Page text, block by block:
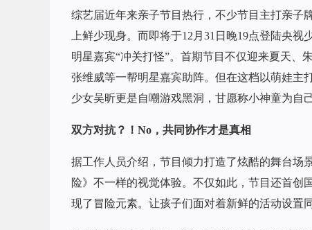
综艺届近年来亲子节目热行，不少节目主打亲子
上鲜少现身。而即将于12月31日晚19点登陆央
明星嘉宾“冲关打怪”。首期节目不仅迎来夏天、
张维威等一帮明星嘉宾助阵。但在这档以萌娃主
少女吴昕更是自嘲游戏黑洞，甘愿称小神童为自
双方对抗？！No，共同协作才是真相
据工作人员介绍，节目倾力打造了炫酷的舞台场
险》不一样的视觉体验。不仅如此，节目还首创
现了冒险元素。让孩子们面对着新鲜的活动设置